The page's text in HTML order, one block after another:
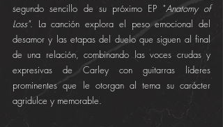
segundo sencillo de su próximo EP "Anatomy of
Loss". La canción explora el peso emocional del
desamor y las etapas del duelo que siguen al final
de una relación, combinando las voces crudas y
expresivas de Carley con guitarras líderes
prominentes que le otorgan al tema su carácter
agridulce y memorable.